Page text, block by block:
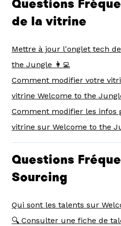
Questions
de la vitrine
Mettre à jour l'onglet tech
the Jungle 👩‍💻
Comment modifier votre
vitrine Welcome to the
Comment modifier les infos
vitrine sur Welcome to the
Questions
Sourcing
Qui sont les talents sur
🔍 Consulter une fiche de